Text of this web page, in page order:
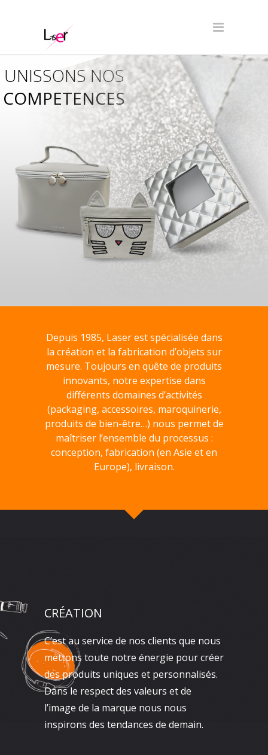
COMPETENCES
UNISSONS NOS
Depuis 1985, Laser est spécialisée dans
la création et la fabrication d’objets sur
mesure. Toujours en quête de produits
innovants, notre expertise dans
différents domaines d’activités
(packaging, accessoires, maroquinerie,
produits de bien-être…) nous permet de
maîtriser l’ensemble du processus :
conception, fabrication (en Asie et en
Europe), livraison.
CRÉATION
C’est au service de nos clients que nous
mettons toute notre énergie pour créer
des produits uniques et personnalisés.
Dans le respect des valeurs et de
l’image de la marque nous nous
inspirons des tendances de demain.